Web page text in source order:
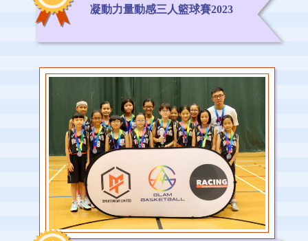
凝動力量動感三人籃球賽2023